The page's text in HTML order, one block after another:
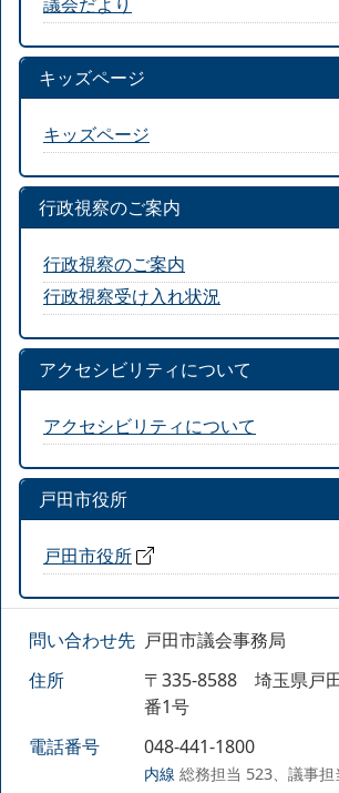
キッズページ
キッズページ
行政視察のご案内
行政視察のご案内
行政視察受け入れ状況
アクセシビリティについて
アクセシビリティについて
戸田市役所
戸田市役所
問い合わせ先 戸田市議会事務局
住所
〒335-8588 埼玉県戸
番1号
電話番号
048-441-1800
内線 総務担当 523、議事